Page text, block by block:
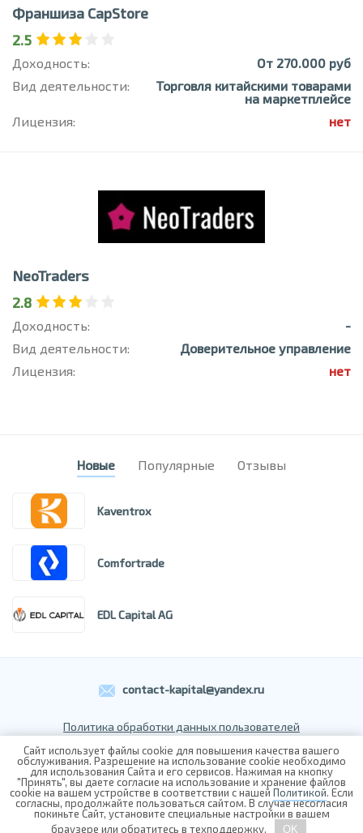
Франшиза CapStore
2.5
Доходность:
От 270.000 руб
Вид деятельности:
Торговля китайскими товарами
на маркетплейсе
Лицензия:
нет
NeoTraders
2.8
Доходность:
-
Вид деятельности:
Доверительное управление
Лицензия:
нет
Новые Популярные Отзывы
Kaventrox
Comfortrade
EDL Capital AG
contact-kapital@yandex.ru
Политика обработки данных пользователей
Пользовательское соглашение
Контакты
Сайт использует файлы cookie для повышения качества вашего
обслуживания. Разрешение на использование cookie необходимо
для использования Сайта и его сервисов. Нажимая на кнопку
"Принять", вы даете согласие на использование и хранение файлов
cookie на вашем устройстве в соответствии с нашей Политикой. Если
согласны, продолжайте пользоваться сайтом. В случае несогласия
покиньте Сайт, установите специальные настройки в вашем
браузере или обратитесь в техподдержку.
OK